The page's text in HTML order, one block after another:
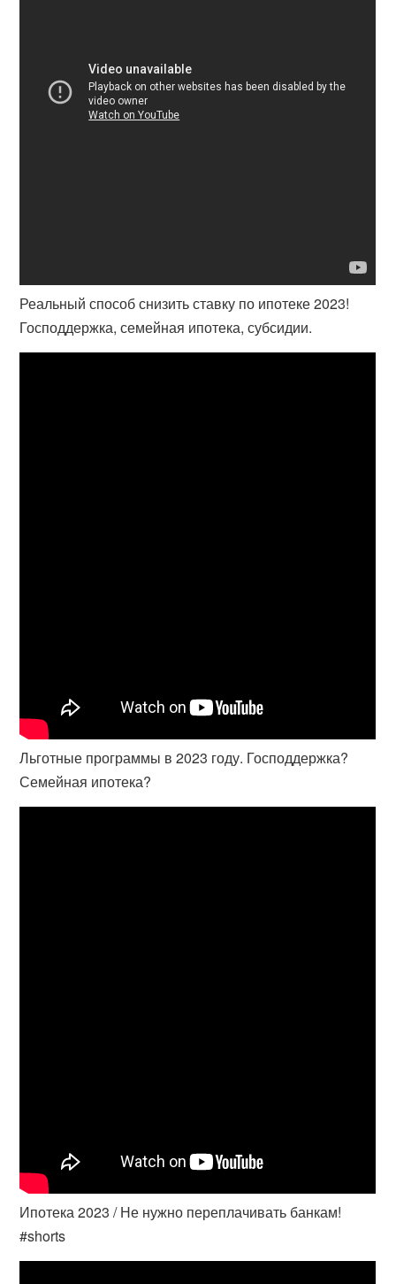
Реальный способ снизить ставку по ипотеке 2023!
Господдержка, семейная ипотека, субсидии.
Льготные программы в 2023 году. Господдержка?
Семейная ипотека?
Ипотека 2023 / Не нужно переплачивать банкам!
#shorts